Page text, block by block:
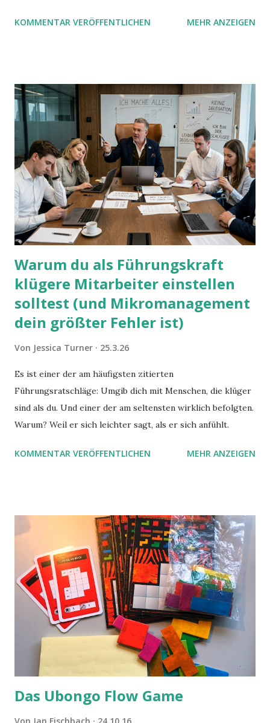
mit UND oder ODER oder NICHT... Das geht so einfach,
KOMMENTAR VERÖFFENTLICHEN MEHR ANZEIGEN
Warum du als Führungskraft
klügere Mitarbeiter einstellen
solltest (und Mikromanagement
dein größter Fehler ist)
Von Jessica Turner 25.3.26
Es ist einer der am häufigsten zitierten
Führungsratschläge: Umgib dich mit Menschen, die klüger
sind als du. Und einer der am seltensten wirklich befolgten.
Warum? Weil er sich leichter sagt, als er sich anfühlt.
KOMMENTAR VERÖFFENTLICHEN MEHR ANZEIGEN
Das Ubongo Flow Game
Von Jan Fischbach 24.10.16